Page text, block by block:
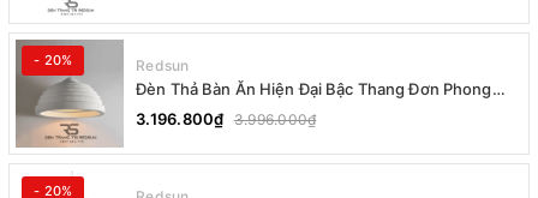
- 20% Redsun
Đèn Thả Bàn Ăn Hiện Đại Bậc Thang Đơn Phong
Cách Nhật Bản Wabi-sabi DC-T078B
3.196.800₫ 3.996.000₫
- 20%